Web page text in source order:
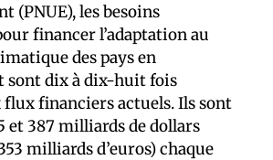
(PNUE), les besoins
financer l’adaptation au
des pays en
sont dix à dix-huit fois
financiers actuels. Ils sont
et 387 milliards de dollars
milliards d’euros) chaque